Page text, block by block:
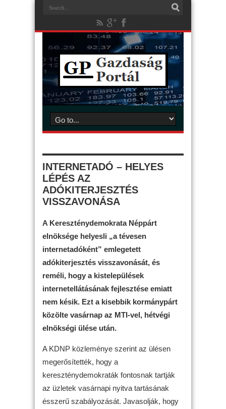
INTERNETADÓ – HELYES
LÉPÉS AZ
ADÓKITERJESZTÉS
VISSZAVONÁSA
A Kereszténydemokrata Néppárt
elnöksége helyesli „a tévesen
internetadóként” emlegetett
adókiterjesztés visszavonását, és
reméli, hogy a kistelepülések
internetellátásának fejlesztése emiatt
nem késik. Ezt a kisebbik kormánypárt
közölte vasárnap az MTI-vel, hétvégi
elnökségi ülése után.
A KDNP közleménye szerint az ülésen
megerősítették, hogy a
kereszténydemokraták fontosnak tartják
az üzletek vasárnapi nyitva tartásának
ésszerű szabályo­zását. Javasolják, hogy